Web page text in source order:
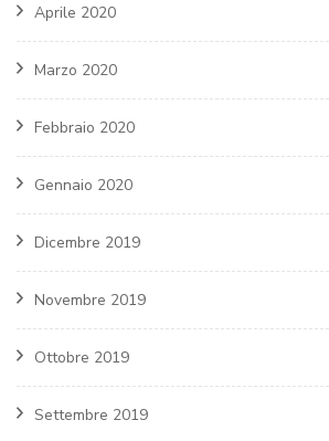
Aprile 2020
Marzo 2020
Febbraio 2020
Gennaio 2020
Dicembre 2019
Novembre 2019
Ottobre 2019
Settembre 2019